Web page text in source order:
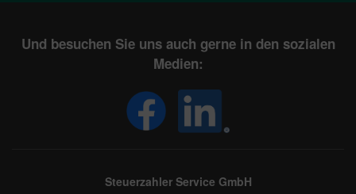
Und besuchen Sie uns auch gerne in den sozialen
Medien:
Steuerzahler Service GmbH